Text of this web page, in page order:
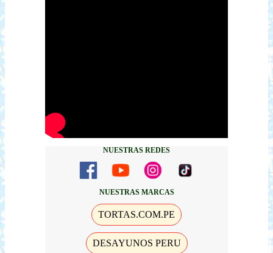
NUESTRAS REDES
NUESTRAS MARCAS
TORTAS.COM.PE
DESAYUNOS PERU